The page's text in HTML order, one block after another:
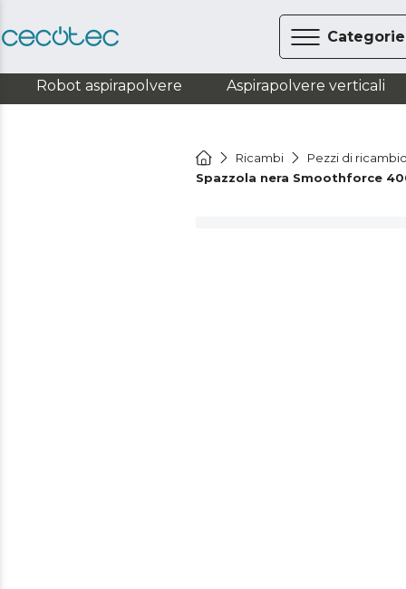
Categorie
Robot aspirapolvere Aspirapolvere verticali
Ricambi Pezzi di
Spazzola nera Smoothforce